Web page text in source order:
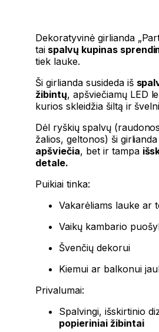
Dekoratyvinė girlianda
taispalvų kupinas
tiek lauke.
Ši girlianda susideda iš
žibintų, apšviečiamų LED
kurios skleidžia šiltą ir
Dėl ryškių spalvų
žalios, geltonos) ši
apšviečia, bet ir tampa
detale.
Puikiai tinka:
Vakarėliams lauke ar
Vaikų kambario
Švenčių dekorui
Kiemui ar balkonui
Privalumai:
Spalvingi, išskirtinio
popieriniai žibintai